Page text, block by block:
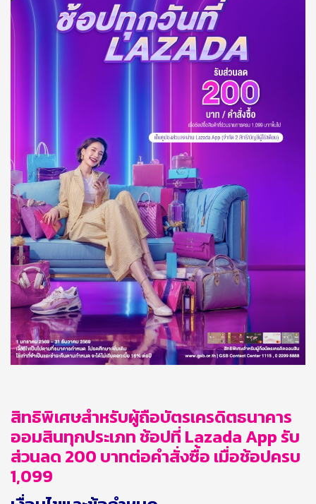
บริการออนไลน์
TH
EN
GSB Society
สิทธิพิเศษสำหรับผู้ถือบัตรเครดิตธนาคาร
ออมสินทุกประเภทช้อปที่ Lazada App รับ
ส่วนลด 200 บาทต่อคำสั่งซื้อ เมื่อช้อปครบ
1,099